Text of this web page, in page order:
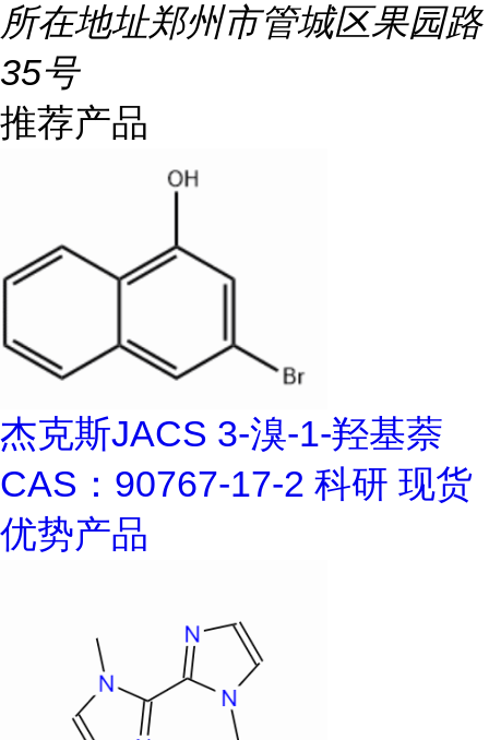
所在地址郑州市管城区果园路
35号
推荐产品
杰克斯JACS 3-溴-1-羟基萘
CAS：90767-17-2 科研 现货
优势产品